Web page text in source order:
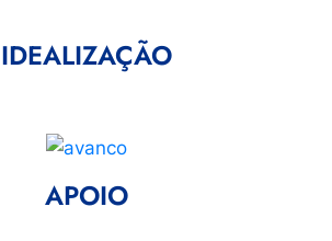
IDEALIZAÇÃO
APOIO